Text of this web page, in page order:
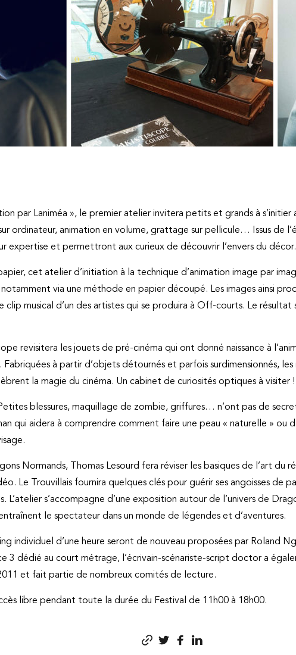
par Laniméa », le premier atelier invitera petits et grands à
ordinateur, animation en volume, grattage sur pellicule… Issus de
expertise et permettront aux curieux de découvrir l’envers du décor.
cet atelier d’initiation à la technique d’animation image par
via une méthode en papier découpé. Les images ainsi
musical d’un des artistes qui se produira à Off-courts. Le résultat
revisitera les jouets de pré-cinéma qui ont donné naissance à
à partir d’objets détournés et parfois surdimensionnés,
la magie du cinéma. Un cabinet de curiosités optiques à visiter !
blessures, maquillage de zombie, griffures… n’ont pas de
qui aidera à comprendre comment faire une peau « naturelle » ou
Normands, Thomas Lesourd fera réviser les basiques de l’art du
Le Trouvillais fournira quelques clés pour guérir ses angoisses de
L’atelier s’accompagne d’une exposition autour de l’univers de
le spectateur dans un monde de légendes et d’aventures.
individuel d’une heure seront de nouveau proposées par Roland
3 dédié au court métrage, l’écrivain-scénariste-script doctor a
2011 et fait partie de nombreux comités de lecture.
libre pendant toute la durée du Festival de 11h00 à 18h00.